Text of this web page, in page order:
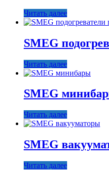
Читать далее
SMEG
Читать далее
SMEG
Читать далее
SMEG
Читать далее